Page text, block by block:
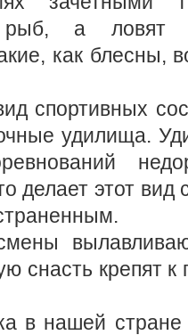
а ловят
как блесны,
спортивных
удилища.
делает этот вид
снасть крепят
в нашей стране